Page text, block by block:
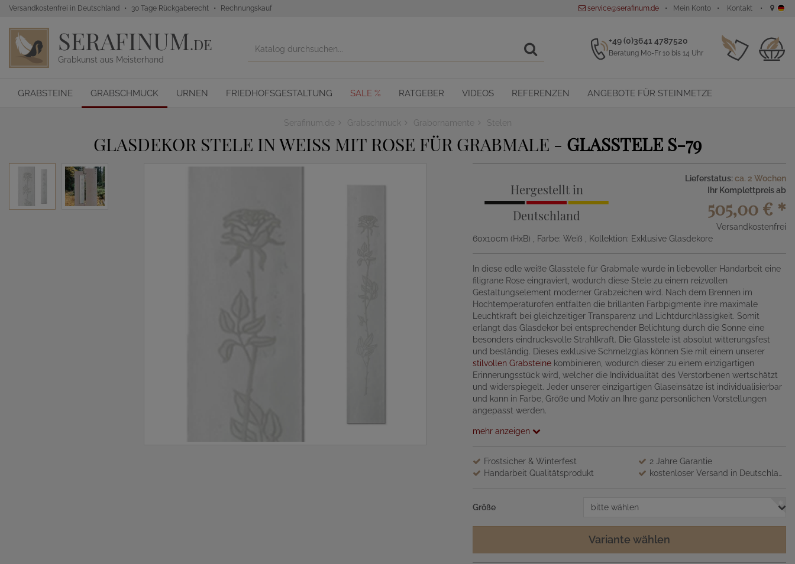
Versandkostenfrei in Deutschland 30 Tage Rückgaberecht Rechnungskauf service@serafinum.de Mein Konto Kontakt
SERAFINUM.DE
Grabkunst aus Meisterhand
+49 (0)3641 4787520
Beratung Mo-Fr 10 bis 14 Uhr
GRABSTEINE GRABSCHMUCK URNEN FRIEDHOFSGESTALTUNG SALE % RATGEBER VIDEOS REFERENZEN ANGEBOTE FÜR STEINMETZE
Serafinum.de Grabschmuck Grabornamente Stelen
GLASDEKOR STELE IN WEISS MIT ROSE FÜR GRABMALE - GLASSTELE S-79
Hergestellt in
Deutschland
Lieferstatus: ca. 2 Wochen
Ihr Komplettpreis ab
505,00 € *
Versandkostenfrei
60x10cm (HxB)
, Farbe: Weiß , Kollektion: Exklusive Glasdekore
In diese edle weiße Glasstele für Grabmale wurde in liebevoller Handarbeit eine
filigrane Rose eingraviert, wodurch diese Stele zu einem reizvollen
Gestaltungselement moderner Grabzeichen wird. Nach dem Brennen im
Hochtemperaturofen entfalten die brillanten Farbpigmente ihre maximale
Leuchtkraft bei gleichzeitiger Transparenz und Lichtdurchlässigkeit. Somit
erlangt das Glasdekor bei entsprechender Belichtung durch die Sonne eine
besonders eindrucksvolle Strahlkraft. Die Glasstele ist absolut witterungsfest
und beständig. Dieses exklusive Schmelzglas können Sie mit einem unserer
stilvollen Grabsteine kombinieren, wodurch dieser zu einem einzigartigen
Erinnerungsstück wird, welcher die Individualität des Verstorbenen wertschätzt
und widerspiegelt. Jeder unserer einzigartigen Glaseinsätze ist individualisierbar
und kann in Farbe, Größe und Motiv an Ihre ganz persönlichen Vorstellungen
angepasst werden.
mehr anzeigen
Frostsicher & Winterfest
2 Jahre Garantie
Handarbeit Qualitätsprodukt
kostenloser Versand in Deutschland
Größe bitte wählen
Variante wählen